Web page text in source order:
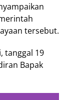
tersebut.
tanggal 19
Bapak